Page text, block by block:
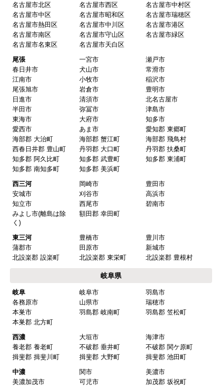
ピングーヒサコさん
2025年10月30日 14:53
欲しい商品をスムーズに注文できましたか？
ショップからの連絡や対応は適切でしたか？
予定の期日までに商品が届きましたか？
商品の梱包は必要十分なものでしたか？
はい
【注文商品】換気扇・レンジフー
【このショップを選んだ理由は？】
た
【注文からどのくらいで届きましたか？】
【その他感想・コメント】
マークレさん
名古屋市北区
名古屋市西区
名古屋市中村区
名古屋市中区
名古屋市昭和区
名古屋市瑞穂区
名古屋市熱田区
名古屋市中川区
名古屋市港区
名古屋市南区
名古屋市守山区
名古屋市緑区
名古屋市名東区
名古屋市天白区
尾張
一宮市
瀬戸市
春日井市
犬山市
常滑市
江南市
小牧市
稲沢市
尾張旭市
岩倉市
豊明市
日進市
清須市
北名古屋市
半田市
弥冨市
津島市
東海市
大府市
知多市
愛西市
あま市
愛知郡 東郷町
海部郡 大治町
海部郡 蟹江町
海部郡 飛鳥村
西春日井郡 豊山町
丹羽郡 大口町
丹羽郡 扶桑町
知多郡 阿久比町
知多郡 武豊町
知多郡 東浦町
知多郡 南知多町
知多郡 美浜町
西三河
岡崎市
豊田市
安城市
刈谷市
高浜市
知立市
西尾市
碧南市
みよし市(離島は除
く)
額田郡 幸田町
東三河 豊橋市
豊川市
蒲郡市
田原市
新城市
北設楽郡 設楽町
北設楽郡 東栄町 北設楽郡 豊根村
岐阜県
岐阜 岐阜市
羽島市
各務原市
山県市
瑞穂市
本巣市
羽島郡 岐南町
羽島郡 笠松町
本巣郡 北方町
西濃
大垣市
海津市
養老郡 養老町
不破郡 垂井町
不破郡 関ケ原町
揖斐郡 揖斐川町
揖斐郡 大野町
揖斐郡 池田町
中濃
関市
美濃市
美濃加茂市
可児市
加茂郡 坂祝町